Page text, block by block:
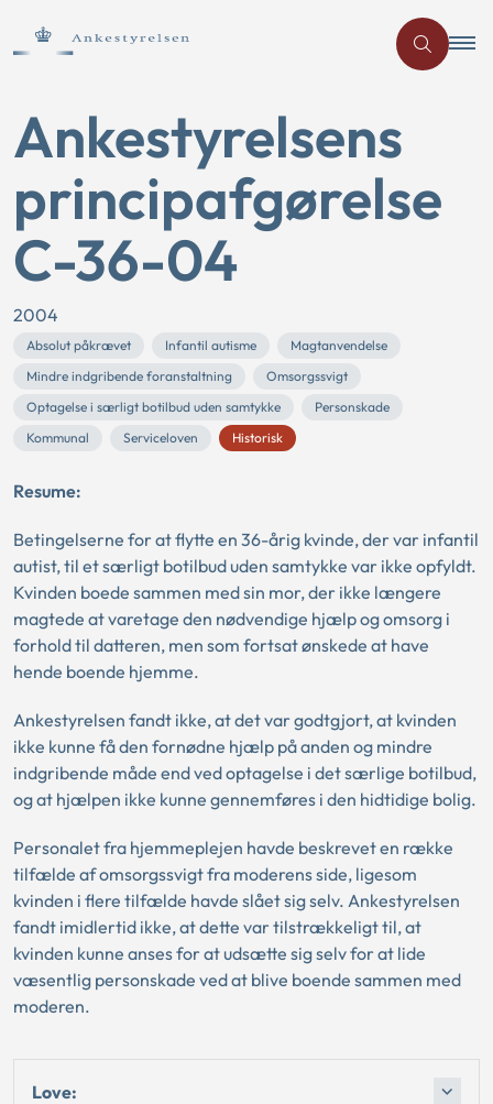
Ankestyrelsens
principafgørelse
C-36-04
2004
Absolut påkrævet Infantil autisme
Magtanvendelse
Mindre indgribende foranstaltning
Omsorgssvigt
Optagelse i særligt botilbud uden samtykke
Personskade
Kommunal
Serviceloven Historisk
Resume:
Betingelserne for at flytte en 36-årig kvinde, der var infantil
autist, til et særligt botilbud uden samtykke var ikke opfyldt.
Kvinden boede sammen med sin mor, der ikke længere
magtede at varetage den nødvendige hjælp og omsorg i
forhold til datteren, men som fortsat ønskede at have
hende boende hjemme.
Ankestyrelsen fandt ikke, at det var godtgjort, at kvinden
ikke kunne få den fornødne hjælp på anden og mindre
indgribende måde end ved optagelse i det særlige botilbud,
og at hjælpen ikke kunne gennemføres i den hidtidige bolig.
Personalet fra hjemmeplejen havde beskrevet en række
tilfælde af omsorgssvigt fra moderens side, ligesom
kvinden i flere tilfælde havde slået sig selv. Ankestyrelsen
fandt imidlertid ikke, at dette var tilstrækkeligt til, at
kvinden kunne anses for at udsætte sig selv for at lide
væsentlig personskade ved at blive boende sammen med
moderen.
Love: